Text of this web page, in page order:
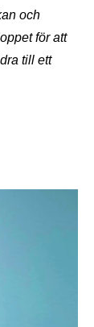
och
för att
till ett